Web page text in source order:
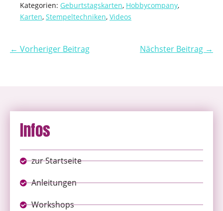
Kategorien: Geburtstagskarten, Hobbycompany,
Karten, Stempeltechniken, Videos
← Vorheriger Beitrag Nächster Beitrag →
Infos
zur Startseite
Anleitungen
Workshops